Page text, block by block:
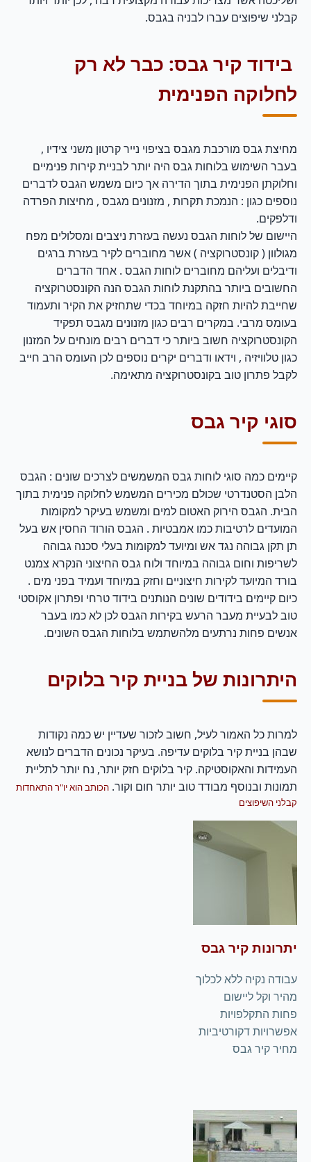
קבלני שיפוצים עברו לבניה בגבס.
בידוד קיר גבס: כבר לא רק
לחלוקה הפנימית
מחיצת גבס מורכבת מגבס בציפוי נייר קרטון משני צידיו ,
בעבר השימוש בלוחות גבס היה יותר לבניית קירות פנימיים
וחלוקתן הפנימית בתוך הדירה אך כיום משמש הגבס לדברים
נוספים כגון : הנמכת תקרות , מזנונים מגבס , מחיצות הפרדה
ודלפקים.
היישום של לוחות הגבס נעשה בעזרת ניצבים ומסלולים מפח
מגולוון ( קונסטרוקציה ) אשר מחוברים לקיר בעזרת ברגים
ודיבלים ועליהם מחוברים לוחות הגבס . אחד הדברים
החשובים ביותר בהתקנת לוחות הגבס הנה הקונסטרוקציה
שחייבת להיות חזקה במיוחד בכדי שתחזיק את הקיר ותעמוד
בעומס מרבי. במקרים רבים כגון מזנונים מגבס תפקיד
הקונסטרוקציה חשוב ביותר כי דברים רבים מונחים על המזנון
כגון טלוויזיה , וידאו ודברים יקרים נוספים לכן העומס הרב חייב
לקבל פתרון טוב בקונסטרוקציה מתאימה.
סוגי קיר גבס
קיימים כמה סוגי לוחות גבס המשמשים לצרכים שונים : הגבס
הלבן הסטנדרטי שכולם מכירים המשמש לחלוקה פנימית בתוך
הבית. הגבס הירוק האטום למים ומשמש בעיקר למקומות
המועדים לרטיבות כמו אמבטיות . הגבס הורוד החסין אש בעל
תן תקן גבוהה נגד אש ומיועד למקומות בעלי סכנה גבוהה
לשריפות וחום גבוהה במיוחד ולוח גבס החיצוני הנקרא צמנט
בורד המיועד לקירות חיצוניים וחזק במיוחד ועמיד בפני מים .
כיום קיימים בידודים שונים הנותנים בידוד טרחי ופתרון אקוסטי
טוב לבעיית מעבר הרעש בקירות הגבס לכן לא כמו בעבר
אנשים פחות נרתעים מלהשתמש בלוחות הגבס השונים.
היתרונות של בניית קיר בלוקים
למרות כל האמור לעיל, חשוב לזכור שעדיין יש כמה נקודות
שבהן בניית קיר בלוקים עדיפה. בעיקר נכונים הדברים לנושא
העמידות והאקוסטיקה. קיר בלוקים חזק יותר, נח יותר לתליית
תמונות ובנוסף מבודד טוב יותר חום וקור. הכותב הוא יו"ר התאחדות
קבלני השיפוצים
יתרונות קיר גבס
עבודה נקיה ללא לכלוך
מהיר וקל ליישום
פחות התקלפויות
אפשרויות דקורטיביות
מחיר קיר גבס